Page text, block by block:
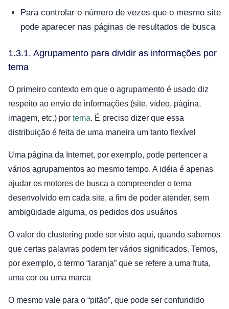
Para controlar o número de vezes que o mesmo site
pode aparecer nas páginas de resultados de busca
1.3.1. Agrupamento para dividir as informações por
tema
O primeiro contexto em que o agrupamento é usado diz
respeito ao envio de informações (site, vídeo, página,
imagem, etc.) por tema. É preciso dizer que essa
distribuição é feita de uma maneira um tanto flexível
Uma página da Internet, por exemplo, pode pertencer a
vários agrupamentos ao mesmo tempo. A idéia é apenas
ajudar os motores de busca a compreender o tema
desenvolvido em cada site, a fim de poder atender, sem
ambigüidade alguma, os pedidos dos usuários
O valor do clustering pode ser visto aqui, quando sabemos
que certas palavras podem ter vários significados. Temos,
por exemplo, o termo “laranja” que se refere a uma fruta,
uma cor ou uma marca
O mesmo vale para o “pitão”, que pode ser confundido